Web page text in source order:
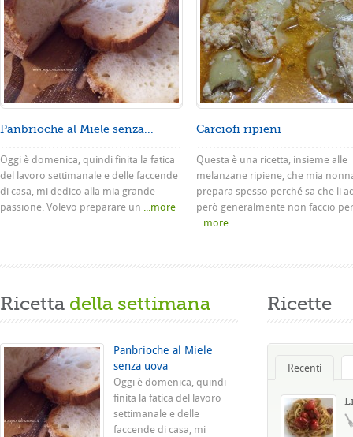
Panbrioche al Miele senza...
Oggi è domenica, quindi finita la fatica
del lavoro settimanale e delle faccende
di casa, mi dedico alla mia grande
passione. Volevo preparare un ...more
Carciofi ripieni
Questa è una ricetta, insieme alle
melanzane ripiene, che mia
prepara spesso perché sa che li
però generalmente non faccio
...more
Ricetta della settimana
Panbrioche al Miele
senza uova
Oggi è domenica, quindi
finita la fatica del lavoro
settimanale e delle
faccende di casa, mi
Ricette
Recenti